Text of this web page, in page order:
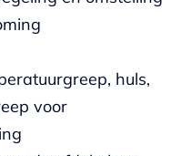
huls,
voor